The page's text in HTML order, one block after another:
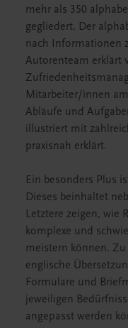
mehr als 350
gegliedert. Der
nach Informationen
Autorenteam erklärt
Mitarbeiter/innen
Abläufe und
illustriert mit
praxisnah erklärt.
Ein besonders Plus
Dieses beinhaltet
Letztere zeigen, wie
komplexe und
meistern können.
englische
Formulare und
jeweiligen
angepasst werden